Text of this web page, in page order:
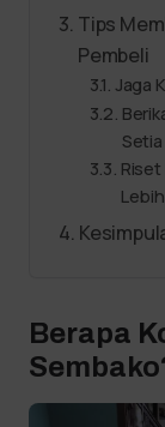
Tips
Pembeli
Jaga
Setia
Berapa